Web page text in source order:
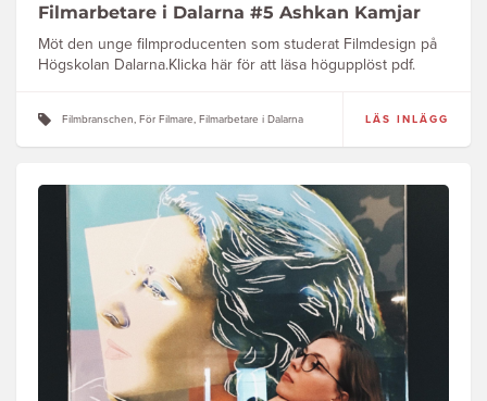
Filmarbetare i Dalarna #5 Ashkan Kamjar
Möt den unge filmproducenten som studerat Filmdesign på
Högskolan Dalarna.Klicka här för att läsa högupplöst pdf.
Filmbranschen, För Filmare, Filmarbetare i Dalarna LÄS INLÄGG